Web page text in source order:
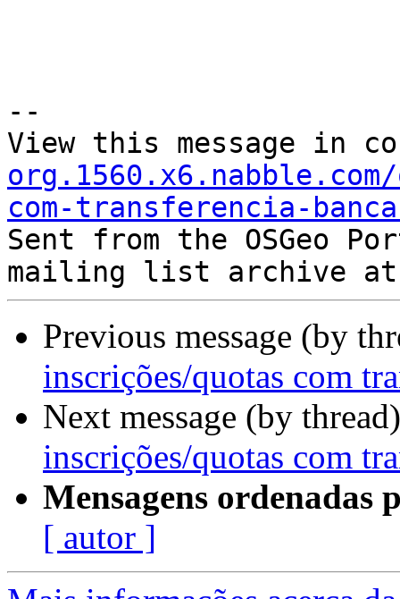
--
View this message in
com-transferencia-
Sent from the OSGeo
Previous message (by
inscrições/quotas com
Next message (by
inscrições/quotas com
Mensagens ordenadas
[ autor ]